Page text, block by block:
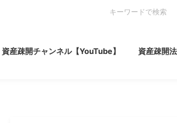
資産疎開チャンネル【YouTube】 資産疎開